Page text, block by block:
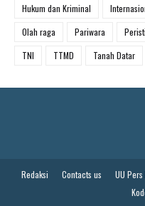
Hukum dan Kriminal
Olah raga
Pariwara
TNI
TTMD Tanah Datar
Redaksi Contacts us UU